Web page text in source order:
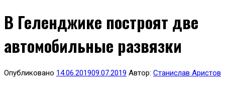
В Геленджике построят две
автомобильные развязки
Опубликовано 14.06.201909.07.2019 Автор: Станислав Аристов